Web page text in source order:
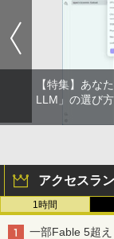
【特集】あな
LLM」の選び
アクセスラ
1時間
一部Fable 5超